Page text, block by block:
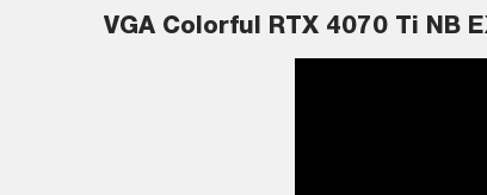
VGA Colorful RTX 4070 Ti NB